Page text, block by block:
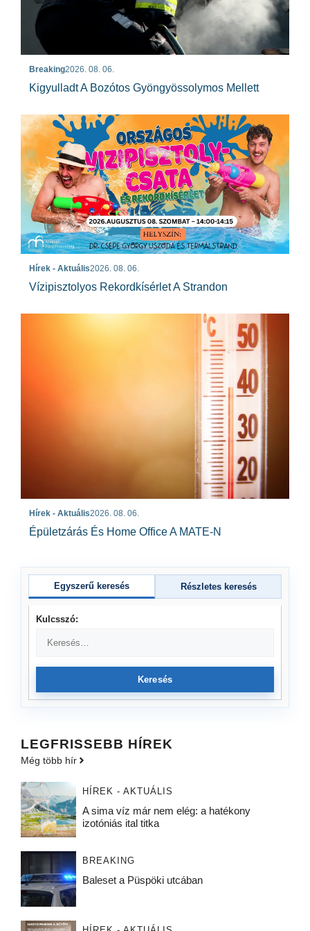
Breaking2026. 08. 06.
Kigyulladt A Bozótos Gyöngyössolymos Mellett
Hírek - Aktuális2026. 08. 06.
Vízipisztolyos Rekordkísérlet A Strandon
Hírek - Aktuális2026. 08. 06.
Épületzárás És Home Office A MATE-N
Egyszerű keresés Részletes keresés
Kulcsszó:
Keresés
LEGFRISSEBB HÍREK
Még több hír
HÍREK - AKTUÁLIS
A sima víz már nem elég: a hatékony
izotóniás ital titka
BREAKING
Baleset a Püspöki utcában